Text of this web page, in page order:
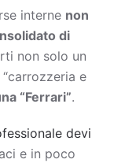
interne non
di
non solo un
e
“Ferrari”.
devi
e in poco